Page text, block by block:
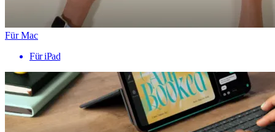
Für Mac
Für iPad